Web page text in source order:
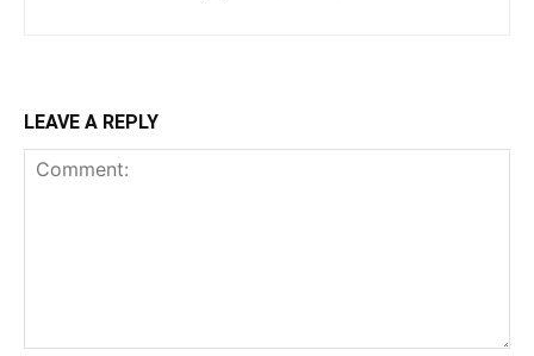
LEAVE A REPLY